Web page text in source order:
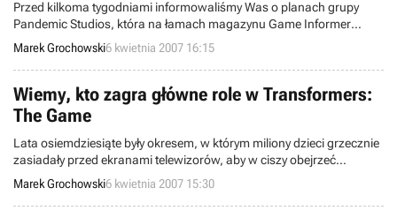
Przed kilkoma tygodniami informowaliśmy Was o planach grupy
Pandemic Studios, która na łamach magazynu Game Informer
zaanonsowała swój nowy projekt – grę akcji o nazwie Saboteur.
Choć od tego czasu nie ujawniono żadnych szczegółów na temat
wspomnianej produkcji, w sieci można obejrzeć już pierwsze
screenshoty i concept-arty z nadchodzącego projektu.
Marek Grochowski6 kwietnia 2007 16:15
Wiemy, kto zagra główne role w Transformers:
The Game
Lata osiemdziesiąte były okresem, w którym miliony dzieci grzecznie
zasiadały przed ekranami telewizorów, aby w ciszy obejrzeć
najnowszy odcinek serialu animowanego pt. „The Transformers”.
Co niektórzy pamiętają zapewne, że w głównych bohaterów
popularnej kreskówki wcielali się wówczas dwaj aktorzy - Peter
Marek Grochowski6 kwietnia 2007 15:30